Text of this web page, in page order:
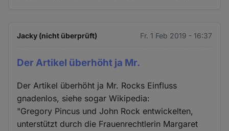
Jacky (nicht überprüft) Fr. 1 Feb 2019 - 16:37
Der Artikel überhöht ja Mr.
Der Artikel überhöht ja Mr. Rocks Einfluss
gnadenlos, siehe sogar Wikipedia:
"Gregory Pincus und John Rock entwickelten,
unterstützt durch die Frauenrechtlerin Margaret